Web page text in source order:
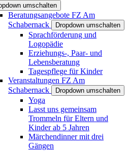
umschalten
Beratungsangebote FZ Am
Schabernack
Dropdown umschalten
Sprachförderung und
Logopädie
Erziehungs-, Paar- und
Lebensberatung
Tagespflege für Kinder
Veranstaltungen FZ Am
Schabernack
Dropdown umschalten
Yoga
Lasst uns gemeinsam
Trommeln für Eltern und
Kinder ab 5 Jahren
Märchendinner mit drei
Gängen